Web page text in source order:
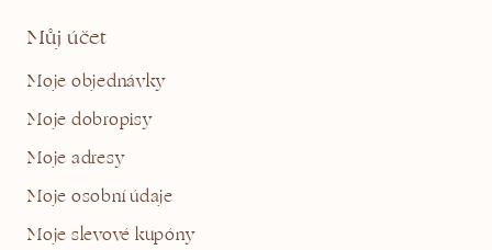
Můj účet
Moje objednávky
Moje dobropisy
Moje adresy
Moje osobní údaje
Moje slevové kupóny